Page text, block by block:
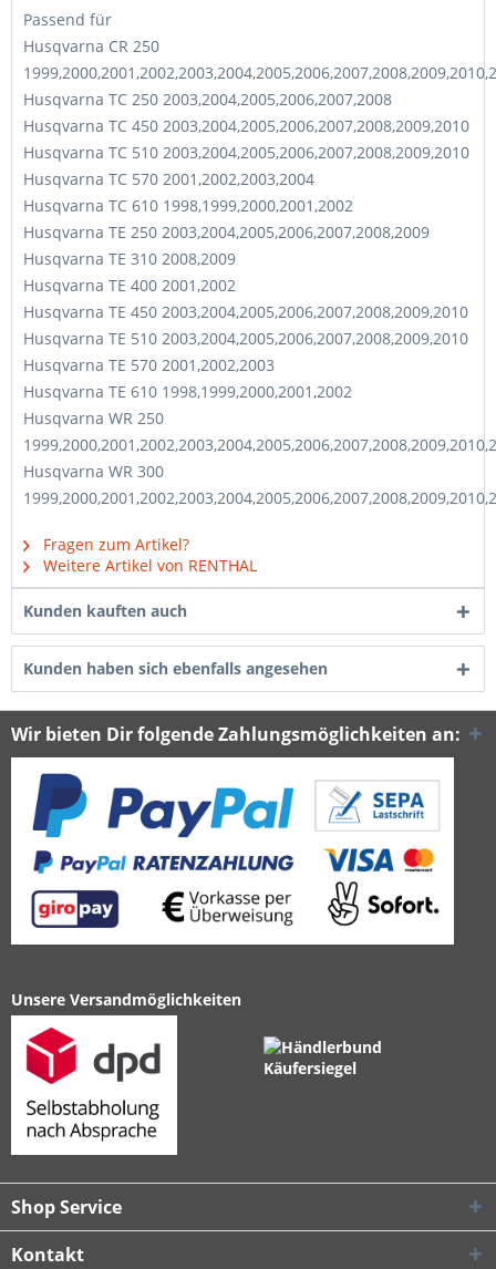
Passend für
Husqvarna CR 250
Husqvarna TC 250 2003,2004,2005,2006,2007,2008
Husqvarna TC 450 2003,2004,2005,2006,2007,2008,2009,2010
Husqvarna TC 510 2003,2004,2005,2006,2007,2008,2009,2010
Husqvarna TC 570 2001,2002,2003,2004
Husqvarna TC 610 1998,1999,2000,2001,2002
Husqvarna TE 250 2003,2004,2005,2006,2007,2008,2009
Husqvarna TE 310 2008,2009
Husqvarna TE 400 2001,2002
Husqvarna TE 450 2003,2004,2005,2006,2007,2008,2009,2010
Husqvarna TE 510 2003,2004,2005,2006,2007,2008,2009,2010
Husqvarna TE 570 2001,2002,2003
Husqvarna TE 610 1998,1999,2000,2001,2002
Husqvarna WR 250
Husqvarna WR 300
Fragen zum Artikel?
Weitere Artikel von RENTHAL
Kunden kauften auch
Kunden haben sich ebenfalls angesehen
Wir bieten Dir folgende Zahlungsmöglichkeiten an:
Unsere Versandmöglichkeiten
Shop Service
Kontakt